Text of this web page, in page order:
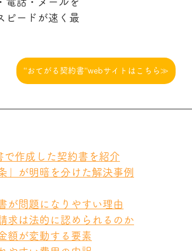
ピードが速く最
‘‘おてがる契約書‘‘webサイトはこちら≫
作成した契約書を紹介
が明暗を分けた解決事例
が問題になりやすい理由
求は法的に認められるのか
額が変動する要素